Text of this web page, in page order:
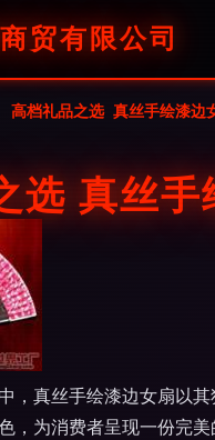
贸有限公司
高档礼品之选 真丝手绘漆边
选 真丝
，真丝手绘漆边女扇以
，为消费者呈现一份完